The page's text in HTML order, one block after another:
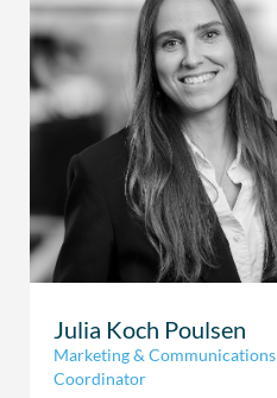
Julia Koch Poulsen
Marketing & Communications
Coordinator